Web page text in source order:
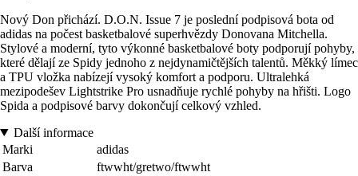
Nový Don přichází. D.O.N. Issue 7 je poslední podpisová bota od
adidas na počest basketbalové superhvězdy Donovana Mitchella.
Stylové a moderní, tyto výkonné basketbalové boty podporují pohyby,
které dělají ze Spidy jednoho z nejdynamičtějších talentů. Měkký límec
a TPU vložka nabízejí vysoký komfort a podporu. Ultralehká
mezipodešev Lightstrike Pro usnadňuje rychlé pohyby na hřišti. Logo
Spida a podpisové barvy dokončují celkový vzhled.
Další informace
Marki
adidas
Barva
ftwwht/gretwo/ftwwht